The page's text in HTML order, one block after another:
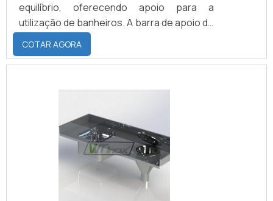
equilíbrio, oferecendo apoio para a
utilização de banheiros. A barra de apoio de
aço inox para banheiro pode ser instalada:
Ao lado do vaso sanitário; No local de
banho; Nas extremidades da
produzida nos mais variados tamanhos e
modelos, de acordo com as preferências e
necessidades de cada usu.
COTAR AGORA